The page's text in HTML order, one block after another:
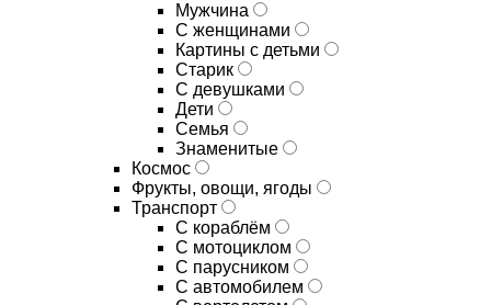
Мужчина
С женщинами
Картины с детьми
Старик
С девушками
Дети
Семья
Знаменитые
Космос
Фрукты, овощи, ягоды
Транспорт
С кораблём
С мотоциклом
С парусником
С автомобилем